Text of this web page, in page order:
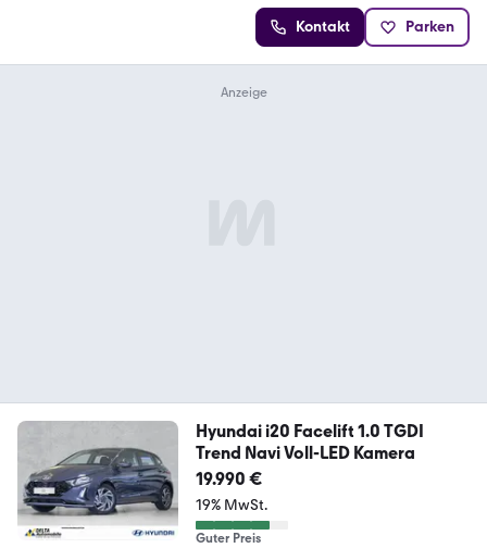
Kontakt Parken
Hyundai i20 Facelift 1.0 TGDI
Trend Navi Voll-LED Kamera
19.990 €
19% MwSt.
Guter Preis